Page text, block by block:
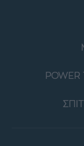
POWER
ΣΠΙΤΙ